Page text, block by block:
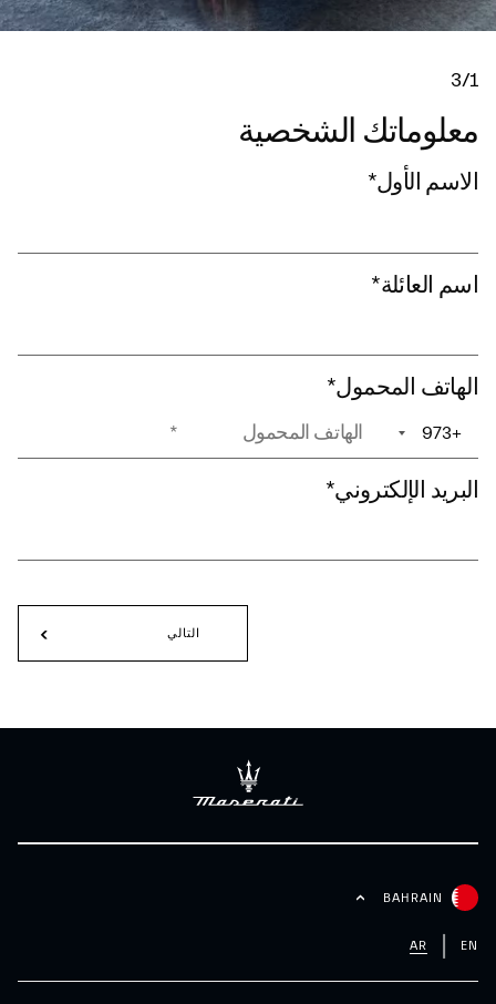
3/1
معلوماتك الشخصية
الاسم الأول*
اسم العائلة*
الهاتف المحمول*
+973
+1
البريد الإلكتروني*
التالي
BAHRAIN
EN
AR